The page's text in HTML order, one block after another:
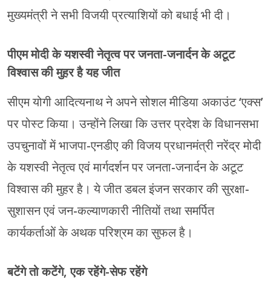
मुख्यमंत्री ने सभी विजयी प्रत्याशियों को बधाई भी दी।
पीएम मोदी के यशस्वी नेतृत्व पर जनता-जनार्दन के अटूट
विश्वास की मुहर है यह जीत
सीएम योगी आदित्यनाथ ने अपने सोशल मीडिया अकाउंट ‘एक्स’
पर पोस्ट किया। उन्होंने लिखा कि उत्तर प्रदेश के विधानसभा
उपचुनावों में भाजपा-एनडीए की विजय प्रधानमंत्री नरेंद्र मोदी
के यशस्वी नेतृत्व एवं मार्गदर्शन पर जनता-जनार्दन के अटूट
विश्वास की मुहर है। ये जीत डबल इंजन सरकार की सुरक्षा-
सुशासन एवं जन-कल्याणकारी नीतियों तथा समर्पित
कार्यकर्ताओं के अथक परिश्रम का सुफल है।
बटेंगे तो कटेंगे, एक रहेंगे-सेफ रहेंगे